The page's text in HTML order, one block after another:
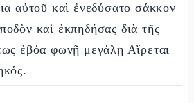
αὐτοῦ καὶ ἐνεδύσατο σάκκον
καὶ ἐκπηδήσας διὰ τῆς
ἐβόα φωνῇ μεγάλῃ Αἴρεται